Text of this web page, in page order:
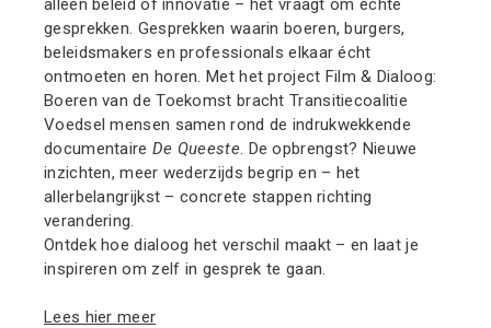
alleen beleid of innovatie – het vraagt om échte
gesprekken. Gesprekken waarin boeren, burgers,
beleidsmakers en professionals elkaar écht
ontmoeten en horen. Met het project Film & Dialoog:
Boeren van de Toekomst bracht Transitiecoalitie
Voedsel mensen samen rond de indrukwekkende
documentaire De Queeste. De opbrengst? Nieuwe
inzichten, meer wederzijds begrip en – het
allerbelangrijkst – concrete stappen richting
verandering.
Ontdek hoe dialoog het verschil maakt – en laat je
inspireren om zelf in gesprek te gaan.
Lees hier meer